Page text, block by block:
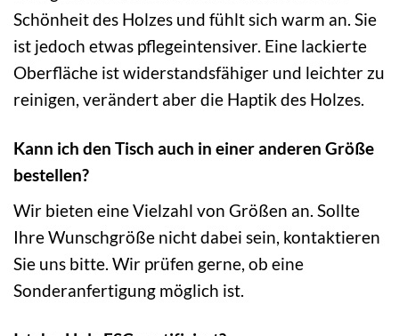
Schönheit des Holzes und fühlt sich warm an. Sie
ist jedoch etwas pflegeintensiver. Eine lackierte
Oberfläche ist widerstandsfähiger und leichter zu
reinigen, verändert aber die Haptik des Holzes.
Kann ich den Tisch auch in einer anderen Größe
bestellen?
Wir bieten eine Vielzahl von Größen an. Sollte
Ihre Wunschgröße nicht dabei sein, kontaktieren
Sie uns bitte. Wir prüfen gerne, ob eine
Sonderanfertigung möglich ist.